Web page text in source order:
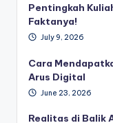
Pentingkah
Faktanya!
July 9, 2026
Cara
Arus Digital
June 23, 2026
Realitas di Balik